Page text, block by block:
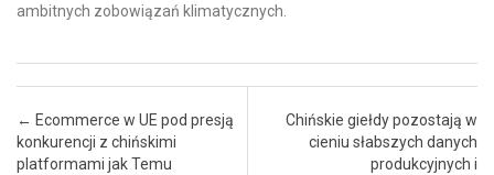
ambitnych zobowiązań klimatycznych.
Post navigation
← Ecommerce w UE pod presją
konkurencji z chińskimi
platformami jak Temu
Chińskie giełdy pozostają w
cieniu słabszych danych
produkcyjnych i